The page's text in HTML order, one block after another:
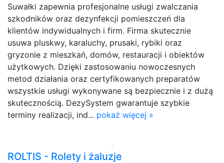
Suwałki zapewnia profesjonalne usługi zwalczania
szkodników oraz dezynfekcji pomieszczeń dla
klientów indywidualnych i firm. Firma skutecznie
usuwa pluskwy, karaluchy, prusaki, rybiki oraz
gryzonie z mieszkań, domów, restauracji i obiektów
użytkowych. Dzięki zastosowaniu nowoczesnych
metod działania oraz certyfikowanych preparatów
wszystkie usługi wykonywane są bezpiecznie i z dużą
skutecznością. DezySystem gwarantuje szybkie
terminy realizacji, ind... pokaż więcej »
ROLTIS - Rolety i żaluzje